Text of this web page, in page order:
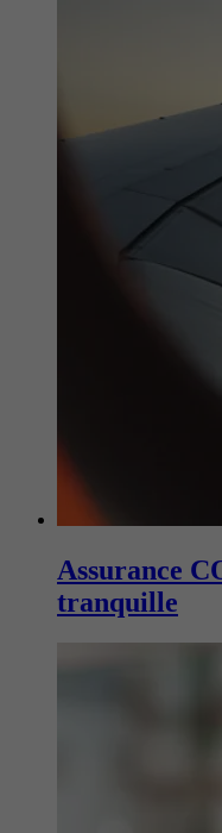
Assurance
tranquille